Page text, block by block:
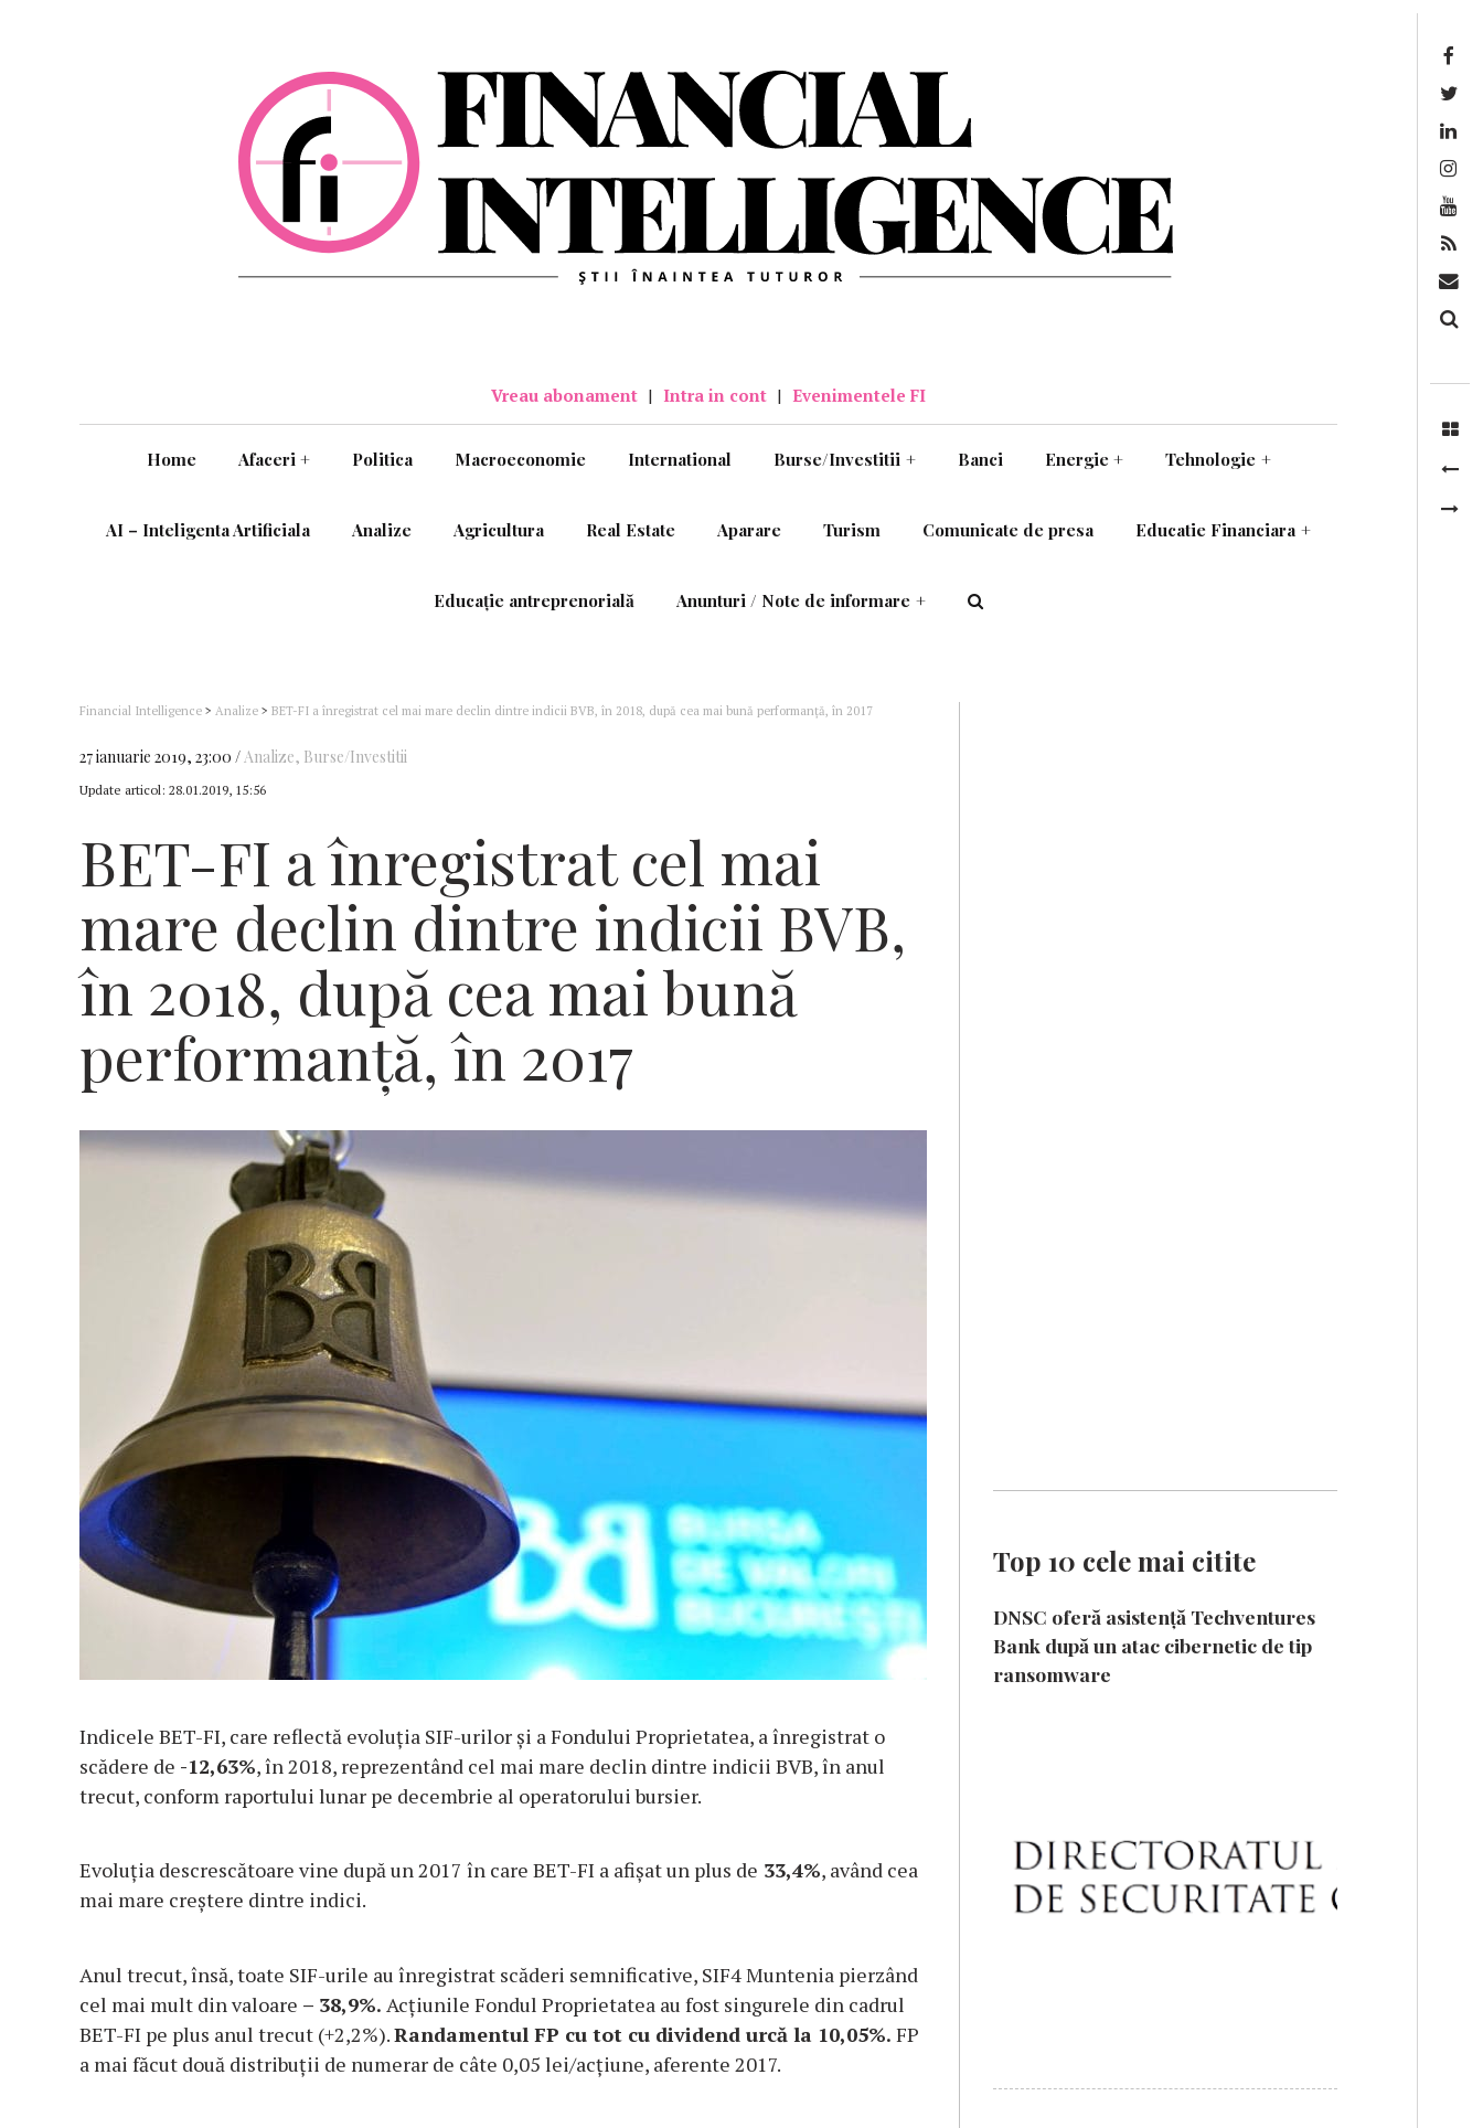
Vreau abonament | Intra in cont | Evenimentele FI
Home Afaceri + Politica Macroeconomie International Burse/Investitii + Banci Energie + Tehnologie +
AI – Inteligenta Artificiala Analize Agricultura Real Estate Aparare Turism Comunicate de presa Educatie Financiara +
Educație antreprenorială Anunturi / Note de informare +
Financial Intelligence > Analize > BET-FI a înregistrat cel mai mare declin dintre indicii BVB, în 2018, după cea mai bună performanță, în 2017
27 ianuarie 2019, 23:00 Analize, Burse/Investitii
Update articol: 28.01.2019, 15:56
BET-FI a înregistrat cel mai
mare declin dintre indicii BVB,
în 2018, după cea mai bună
performanță, în 2017
Indicele BET-FI, care reflectă evoluția SIF-urilor și a Fondului Proprietatea, a înregistrat o
scădere de -12,63%, în 2018, reprezentând cel mai mare declin dintre indicii BVB, în anul
trecut, conform raportului lunar pe decembrie al operatorului bursier.
Evoluția descrescătoare vine după un 2017 în care BET-FI a afișat un plus de 33,4%, având cea
mai mare creștere dintre indici.
Anul trecut, însă, toate SIF-urile au înregistrat scăderi semnificative, SIF4 Muntenia pierzând
cel mai mult din valoare – 38,9%. Acțiunile Fondul Proprietatea au fost singurele din cadrul
BET-FI pe plus anul trecut (+2,2%).Randamentul FP cu tot cu dividend urcă la 10,05%. FP
a mai făcut două distribuții de numerar de câte 0,05 lei/acțiune, aferente 2017.
Top 10 cele mai citite
DNSC oferă asistență Techventures
Bank după un atac cibernetic de tip
ransomware